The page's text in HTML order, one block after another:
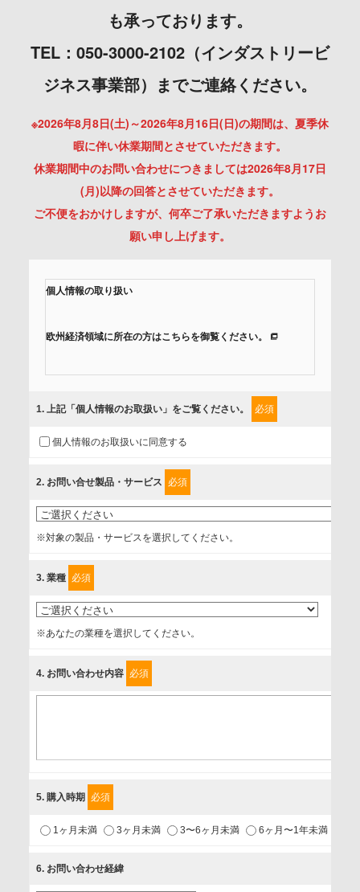
も承っております。
TEL：050-3000-2102（インダストリービ
ジネス事業部）までご連絡ください。
※2026年8月8日(土)～2026年8月16日(日)の期間は、夏季休
暇に伴い休業期間とさせていただきます。
休業期間中のお問い合わせにつきましては2026年8月17日
(月)以降の回答とさせていただきます。
ご不便をおかけしますが、何卒ご了承いただきますようお
願い申し上げます。
個人情報の取り扱い
欧州経済領域に所在の方はこちらを御覧ください。
組みを行っています。
に取扱い、これらで定める範囲内で、サービスの提供やご案
内等のために利用させていただいております。
情報を提供されるお客様（本人）に対して、情報の収集目
的、管理者、提供の有無、情報提供の任意性や権利について
確認し、当社への情報提供がお客様の懸念にならないよう
上げます。
事業者名
個人情報保護責任者
1.当社が取り扱う商品・サービスに関するご案内
2.当社が開催（主催・共催・協賛）するセミナーなど、各種イ
3.お客様の業務内容、及び興味、関心に応じた情報の提供
1. 上記「個人情報のお取扱い」をご覧ください。 必須
個人情報のお取扱いに同意する
2. お問い合せ製品・サービス 必須
※対象の製品・サービスを選択してください。
3. 業種 必須
※あなたの業種を選択してください。
4. お問い合わせ内容 必須
5. 購入時期 必須
1ヶ月未満 3ヶ月未満 3〜6ヶ月未満 6ヶ月〜1年未満
6. お問い合わせ経緯